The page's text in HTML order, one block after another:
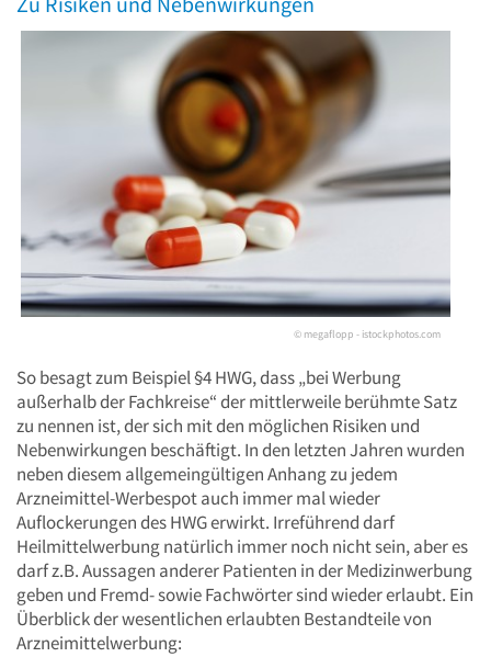
© megaflopp - istockphotos.com
So besagt zum Beispiel §4 HWG, dass „bei Werbung
außerhalb der Fachkreise“ der mittlerweile berühmte Satz
zu nennen ist, der sich mit den möglichen Risiken und
Nebenwirkungen beschäftigt. In den letzten Jahren wurden
neben diesem allgemeingültigen Anhang zu jedem
Arzneimittel-Werbespot auch immer mal wieder
Auflockerungen des HWG erwirkt. Irreführend darf
Heilmittelwerbung natürlich immer noch nicht sein, aber es
darf z.B. Aussagen anderer Patienten in der Medizinwerbung
geben und Fremd- sowie Fachwörter sind wieder erlaubt. Ein
Überblick der wesentlichen erlaubten Bestandteile von
Arzneimittelwerbung: